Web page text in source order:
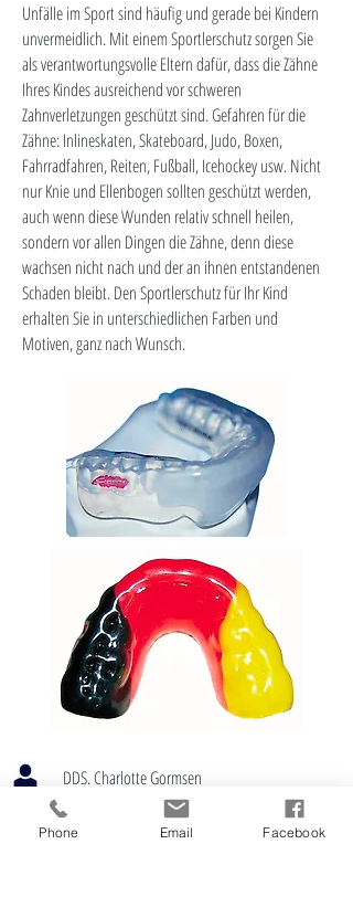
Unfälle im Sport sind häufig und gerade bei Kindern
unvermeidlich. Mit einem Sportlerschutz sorgen Sie
als verantwortungsvolle Eltern dafür, dass die Zähne
Ihres Kindes ausreichend vor schweren
Zahnverletzungen geschützt sind. Gefahren für die
Zähne: Inlineskaten, Skateboard, Judo, Boxen,
Fahrradfahren, Reiten, Fußball, Icehockey usw. Nicht
nur Knie und Ellenbogen sollten geschützt werden,
auch wenn diese Wunden relativ schnell heilen,
sondern vor allen Dingen die Zähne, denn diese
wachsen nicht nach und der an ihnen entstandenen
Schaden bleibt. Den Sportlerschutz für Ihr Kind
erhalten Sie in unterschiedlichen Farben und
Motiven, ganz nach Wunsch.
DDS. Charlotte Gormsen
Pellenbreite 2, 34414 Warburg
Phone Email Facebook